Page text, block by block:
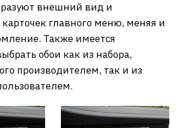
внешний вид и
главного меню, меняя и
Также имеется
обои как из набора,
производителем, так и из